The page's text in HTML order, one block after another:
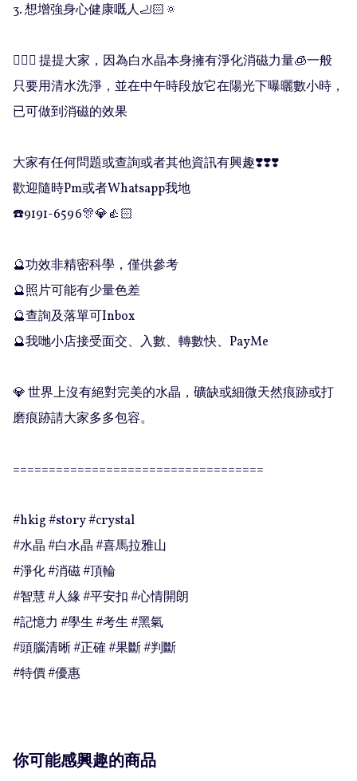
3. 想增強身心健康嘅人🦶🏻🔅
🧚🏻‍♀️ 提提大家，因為白水晶本身擁有淨化消磁力量🧊一般
只要用清水洗淨，並在中午時段放它在陽光下曝曬數小時，
已可做到消磁的效果
大家有任何問題或查詢或者其他資訊有興趣❣️❣️❣️
歡迎隨時Pm或者Whatsapp我地
☎️9191-6596🎊💎👍🏻
🔮功效非精密科學，僅供參考
🔮照片可能有少量色差
🔮查詢及落單可Inbox
🔮我哋小店接受面交、入數、轉數快、PayMe
💎 世界上沒有絕對完美的水晶，礦缺或細微天然痕跡或打
磨痕跡請大家多多包容。
===================================
#hkig #story #crystal
#水晶 #白水晶 #喜馬拉雅山
#淨化 #消磁 #頂輪
#智慧 #人緣 #平安扣 #心情開朗
#記憶力 #學生 #考生 #黑氣
#頭腦清晰 #正確 #果斷 #判斷
#特價 #優惠
你可能感興趣的商品